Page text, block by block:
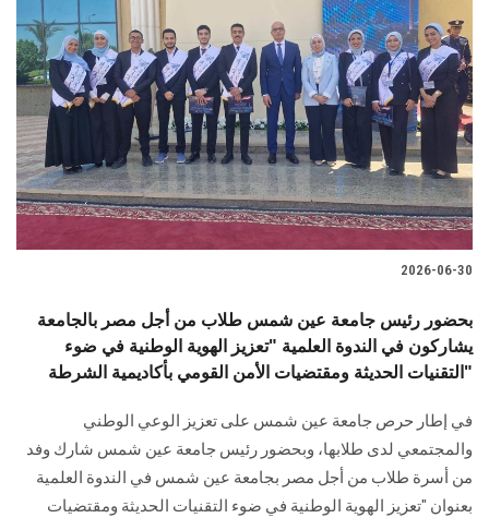
تواصل معنا
الطلاب
هيئة التدريس
الدراسات العليا
الموظفون
سجل الان
2026-06-30
بحضور رئيس جامعة عين شمس طلاب من أجل مصر بالجامعة
يشاركون في الندوة العلمية "تعزيز الهوية الوطنية في ضوء
التقنيات الحديثة ومقتضيات الأمن القومي بأكاديمية الشرطة"
في إطار حرص جامعة عين شمس على تعزيز الوعي الوطني
والمجتمعي لدى طلابها، وبحضور رئيس جامعة عين شمس شارك وفد
من أسرة طلاب من أجل مصر بجامعة عين شمس في الندوة العلمية
بعنوان "تعزيز الهوية الوطنية في ضوء التقنيات الحديثة ومقتضيات